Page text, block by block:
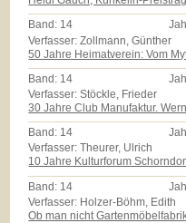
Band: 14
Verfasser: Zollmann, Günther
50 Jahre Heimatverein: Vom
Band: 14
Verfasser: Stöckle, Frieder
30 Jahre Club Manufaktur.
Band: 14
Verfasser: Theurer, Ulrich
10 Jahre Kulturforum
Band: 14
Verfasser: Holzer-Böhm, Edith
Ob man nicht